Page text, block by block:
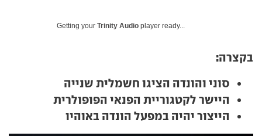
Getting your Trinity Audio player ready...
בקצרה:
סוני והונדה הציגו חשמלית שנייה
היישר לקטגוריית הפנאי הפופולרית
הייצור יהיה במפעל הונדה באוהיו